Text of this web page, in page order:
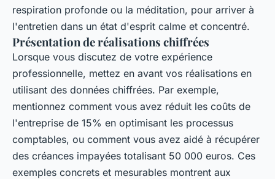
respiration profonde ou la méditation, pour arriver à
l'entretien dans un état d'esprit calme et concentré.
Présentation de réalisations chiffrées
Lorsque vous discutez de votre expérience
professionnelle, mettez en avant vos réalisations en
utilisant des données chiffrées. Par exemple,
mentionnez comment vous avez réduit les coûts de
l'entreprise de 15% en optimisant les processus
comptables, ou comment vous avez aidé à récupérer
des créances impayées totalisant 50 000 euros. Ces
exemples concrets et mesurables montrent aux